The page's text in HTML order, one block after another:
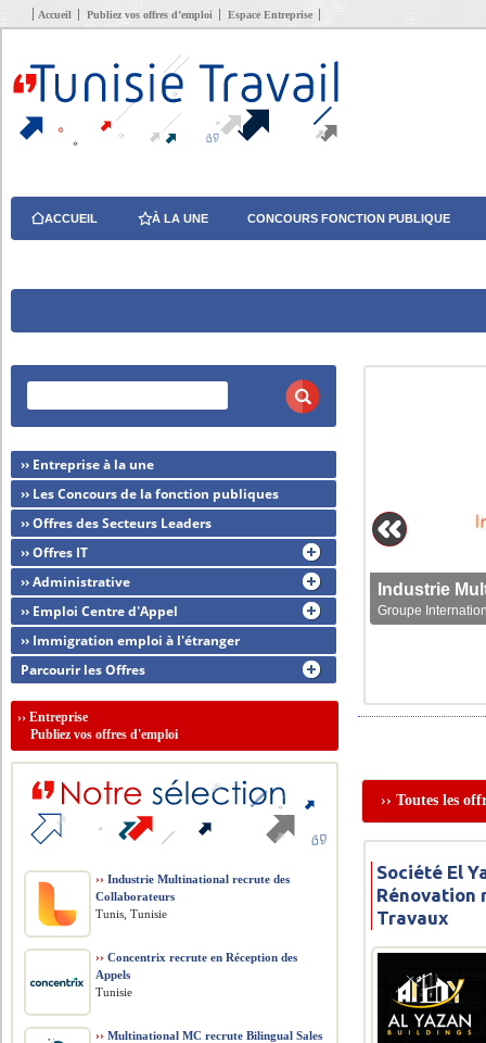
Accueil Publiez vos offres d’emploi Espace Entreprise
ACCUEIL À LA UNE CONCOURS FONCTION PUBLIQUE
Groupe
›› Toutes les
Société El
Rénovation
Travaux
›› Entreprise à la une
›› Les Concours de la fonction publiques
›› Offres des Secteurs Leaders
›› Offres IT
›› Administrative
›› Emploi Centre d'Appel
›› Immigration emploi à l'étranger
Parcourir les Offres
››Entreprise
Publiez vos offres d'emploi
›› Industrie Multinational recrute des
Collaborateurs
Tunis, Tunisie
›› Concentrix recrute en Réception des
Appels
Tunisie
›› Multinational MC recrute Bilingual Sales